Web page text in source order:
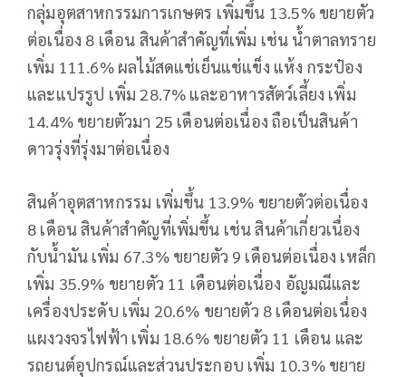
กลุ่มอุตสาหกรรมการเกษตร เพิ่มขึ้น 13.5% ขยายตัว
ต่อเนื่อง 8 เดือน สินค้าสำคัญที่เพิ่ม เช่น น้ำตาลทราย
เพิ่ม 111.6% ผลไม้สดแช่เย็นแช่แข็ง แห้ง กระป๋อง
และแปรรูป เพิ่ม 28.7% และอาหารสัตว์เลี้ยง เพิ่ม
14.4% ขยายตัวมา 25 เดือนต่อเนื่อง ถือเป็นสินค้า
ดาวรุ่งที่รุ่งมาต่อเนื่อง
สินค้าอุตสาหกรรม เพิ่มขึ้น 13.9% ขยายตัวต่อเนื่อง
8 เดือน สินค้าสำคัญที่เพิ่มขึ้น เช่น สินค้าเกี่ยวเนื่อง
กับน้ำมัน เพิ่ม 67.3% ขยายตัว 9 เดือนต่อเนื่อง เหล็ก
เพิ่ม 35.9% ขยายตัว 11 เดือนต่อเนื่อง อัญมณีและ
เครื่องประดับ เพิ่ม 20.6% ขยายตัว 8 เดือนต่อเนื่อง
แผงวงจรไฟฟ้า เพิ่ม 18.6% ขยายตัว 11 เดือน และ
รถยนต์อุปกรณ์และส่วนประกอบ เพิ่ม 10.3% ขยาย